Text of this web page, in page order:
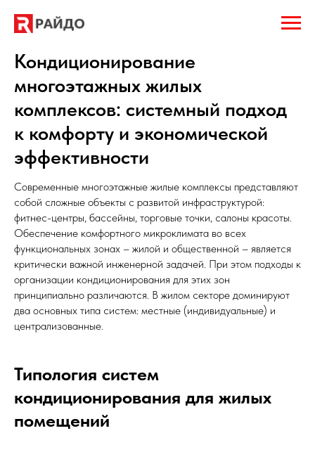
Кондиционирование
многоэтажных жилых
комплексов: системный подход
к комфорту и экономической
эффективности
Современные многоэтажные жилые комплексы представляют
собой сложные объекты с развитой инфраструктурой:
фитнес-центры, бассейны, торговые точки, салоны красоты.
Обеспечение комфортного микроклимата во всех
функциональных зонах – жилой и общественной – является
критически важной инженерной задачей. При этом подходы к
организации кондиционирования для этих зон
принципиально различаются. В жилом секторе доминируют
два основных типа систем: местные (индивидуальные) и
централизованные.
Типология систем
кондиционирования для жилых
помещений